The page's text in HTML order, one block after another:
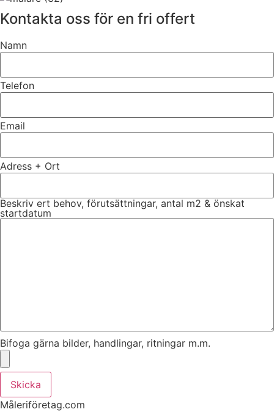
Kontakta oss för en fri offert
Namn
Telefon
Email
Adress + Ort
Beskriv ert behov, förutsättningar, antal m2 & önskat
startdatum
Bifoga gärna bilder, handlingar, ritningar m.m.
Skicka
Måleriföretag.com